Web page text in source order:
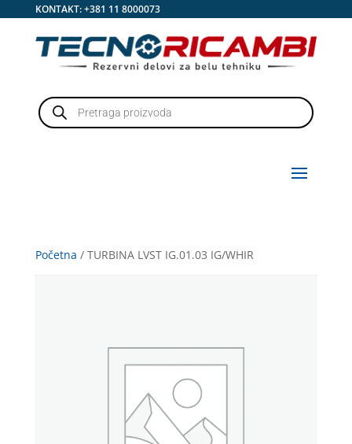
KONTAKT:+381 11 8000073
Products
search
Početna / TURBINA LVST IG.01.03 IG/WHIR